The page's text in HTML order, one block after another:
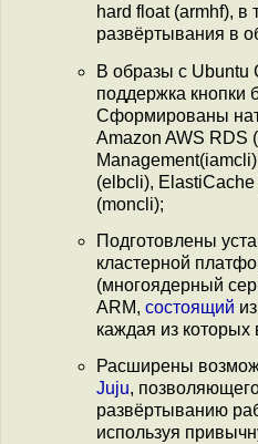
hard float (armhf), в
развёртывания в
В образы с Ubuntu
поддержка кнопки
Сформированы
Amazon AWS RDS
(elbcli),
(moncli);
Подготовлены
кластерной
(многоядерный
ARM, состоящий
каждая из которых
Расширены
Juju,
развёртыванию
используя